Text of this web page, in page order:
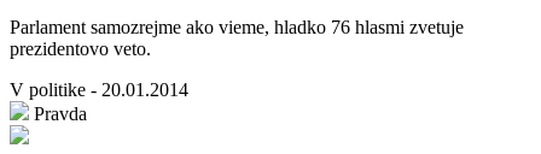
Parlament samozrejme ako vieme, hladko 76 hlasmi zvetuje
prezidentovo veto.
V politike - 20.01.2014
Pravda